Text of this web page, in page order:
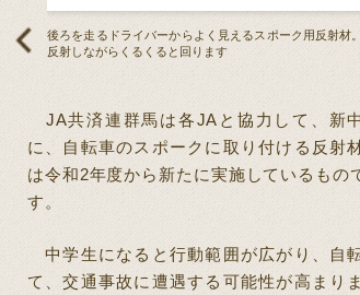
後ろを走るドライバーからよく見えるスポーク用反射材
反射しながらくるくると回ります
JA共済連群馬は各JA と協力して、新
に、自転車のスポークに取り付ける反射
は令和2年度から新たに実施しているもの
す。
中学生になると行動範囲が広がり、自
て、交通事故に遭遇する可能性が高まり